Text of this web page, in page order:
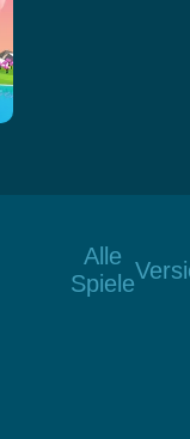
Alle
Spiele